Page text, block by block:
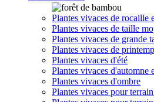
Plantes vivaces de rocaille
Plantes vivaces de taille
Plantes vivaces de grande
Plantes vivaces de
Plantes vivaces d'été
Plantes vivaces d'automne
Plantes vivaces d'ombre
Plantes vivaces pour